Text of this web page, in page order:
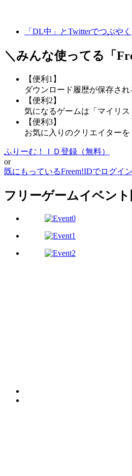
「DL中」とTwitterでつぶやく
＼みんな使ってる「
【便利1】
ダウンロード履歴が保存さ
【便利2】
気になるゲームは「マイリ
【便利3】
お気に入りのクリエイター
ふりーむ！ＩＤ登録（無料）
or
既にもっているFreem!IDでログイン
フリーゲームイベント